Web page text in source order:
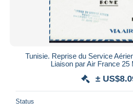
Tunisie. Reprise du Service
Liaison par Air France 25
±
Status